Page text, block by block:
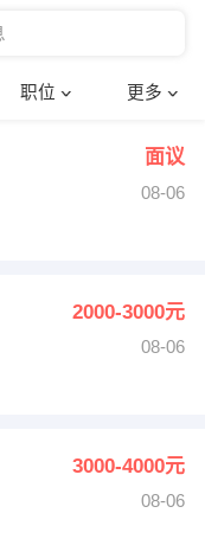
职位 更多
面议
08-06
2000-3000元
08-06
3000-4000元
08-06